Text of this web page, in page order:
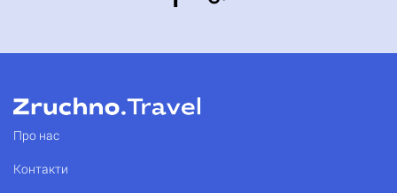
Про нас
Контакти